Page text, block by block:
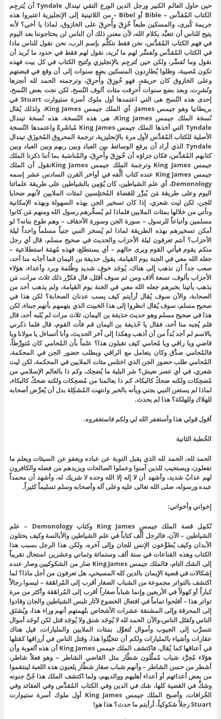
حين حاول العالم الكبير ورجل الدين الورع التقي تيندال Tyndale أن يُترجِم
الكتاب المُقدَّس – Bible أو Bibel – من اللاتينية إلى الإنجليزية اعتبروا هذه
جريمة كُبرى، والمسكين طبعاً خُزِقَ وأُحرِقَ على الخازوق، لماذا يا أخي؟ لأنه
يتيح للناس أن تتعبَّد بكلام الله، لأن معنى ذلك أن الناس لن يحتاجوننا بعد اليوم
في فهم الكتاب المُقدَّس، نحن فقط نتكلَّم بإسم الرب، نحن نقول للناس ماذا
في الكتاب المُقدَّس ونُفسِّر لهم ما نُريد، نقول لهم فقط في حدود ما نُريد أن
نقول وما نُفسِّر، ولكن حين تُترجِم بالإنجليزي وتُتيح الكتاب في كل بيت فهذه
تكون مُصيبة، وظلوا يُطارِدون المسكين بضع سنوات إلى أن وقع في قبضتهم
وعلى الخازوق كان حريقه، فهو خُوزِقَ وأُحرِقَ، وترجمته الحمد لله أنجزها
ونُشرِت، وبعد بضع سنوات أُحرِقت مئات ألوف النُسخ، لكن نجت بعض النُسخ،
إحدى هذه النُسخ هى التي اعتمدها أول ملوك أسرة ستيوارت Stuart في
بريطانيا وهو جيمس James، أي الملك جيمس King James، ولذلك يُقال
نُسخة الملك جيمس King James، هى هذه النُسخة، هذه نُسخة تيندال
Tyndale التي أخذها الملك جيمس King James مُباشَرةً واعتمدها النُسخة
الأصلية للكتاب المُقدَّس لأول مرة بالإنجليزية، ترجمة المحروق المُخوزَق تيندال
Tyndale الذي أراد أن يرفع الوسائط بين العباد وبين ربهم وبين العباد وبين
كتابهم المُقدَّس، فكان جزاؤه أن خُوزِقَ وأُحرِقَ، والمُناسَبة بما أننا ذكرنا الملك
جيمس King James وترجمة الملك جيمس King Jamesنقول أن الملك
جيمس King James عنده كتاب ألَّفه في أواخر القرن السادس عشر إسمه
Demonology، أي علم الشياطين، كان يُؤمِن بالشياطين على طريقة علمائنا
اليوم وعلى طريقة مَن يُبرِّر للقضاة المُختلِسين لمئات الملايين لأنهم ضحايا
للجن، لكن ليت شعري، إذا كان تسخير الجن بهذه السهولة وبهذه الإمكانية
ونأتي من خلالها بمئات الملايين فلماذا لم يُسخِّرهم رسول الله ومنهم مَن كانوا
مسلمين وأتباعاً للرسول – سورة الجن وسورة الأحقاف – وهم طوع بنانه؟ لو
أمكن تسخيرهم بهذه الطريقة لماذا لم يُسخر النبي جنياً مسلماً واحداً ليلة
الأحزاب؟ أنتم تعرفون ليلة الأحزاب والحديث في صحيح مسلم، قال أي رجل
منكم يقوم فيأتي القوم ويرى حالهم – أي يستطلع، فهذه مُهمَة استطلاعية –
جعله الله معي في الجنة يوم القيامة، يقول حذيفة بن اليمان فما أجابه منا أحد،
صعب جداً أن نذهب إلى هناك، يُوجَد خوف شديد وظُلمة وبرد وأعداء، هؤلاء
الأحزاب بألوف، تسعة آلاف ومن ثم سوف أُقتَل، قال فكرَّر ذلك ثلاث مرات، مَن
يذهب يأتينا بخبرهم جعله الله معي في الجنة يوم القيامة، ولم يذهب أحد من
الصحابة، والآن سوف يُقال أرأيتم كيف يسب عدنان الصحابة؟ لكن هذا في
صحيح مسلم، سوف يُقال انظروا إلى هذا الخبيث الذي يتهمهم بأنهم جبناء، لكن
هذا في صحيح مسلم وهو حديث حذيفة بن اليمان، ثلاث مرات لم يُلبه أحد، قال
فلم يُجبه منا أحد، فقال يا حُذيفة بن اليمان قم فأت القوم، قال فلما ذكرني
بالاسم لم أجد بُداً من أن أذهب وهكذا إلى آخر الحديث، وأنا أتساءل يا مولانا ويا
قاضي ويا راقي ويا مُحامي كيف تقبلون هذا؟ علماً بأن المُحامي كان مُتورِّطاً،
فالمُحامي صدَّق وكان يتعامل مع الراقي ويطلب حضور الجن في المحكمة،
المُحامي طلب حضور الجن الذي اختلس مئات الملايين في المحكمة، لكن ليت
شعري، في أي عصر نعيش؟ شر البلية ما يُضحِك، وكم ذا بالعالم الإسلامي من
مُضحِكات ولكنه ضحكٌ كالبكاء، كم ذا بعالمنا من مُضحِكات ولكنه ضحكٌ كالبكاء،
لماذا لم يستعن النبي بجني ويأته بالخبر وانتهت المُشكِلة بدل أن يُعرِّض أصحابه
للهلاك وللهلكة؟ هذا لم يحدث.
أقول قولي هذا وأستغفر الله لي ولكم فاستغفروه.
الخُطبة الثانية
الحمد لله، الحمد لله الذي يقبل التوبة عن عباده ويعفو عن السيئات ويعلم ما
تفعلون، ويستجيب للذين آمنوا وعملوا الصالحات ويزيدهم من فضله والكافرون
لهم عذابٌ شديد، وأشهد أن لا إله إلا الله وحده لا شريك له، وأشهد أن محمداً
عبده ورسوله، صلى الله تعالى عليه وعلى آله وأصحابه وسلم تسليماً كثيراً.
إخواني وأخواتي:
نُكمِل قصة الملك جيمس King James وكتاب Demonology – علم
الشياطين – الآن، فالرجل ألَّف كتاباً في علم الشياطين والأبالسة وكيف يحتلون
الأبدان وكيف يُطوِّعون الإنس للجان وإلى آخره، ولكن هذا الرجل بسبب هذا
الكتاب وهذه القناعات في سنة ألف وستمائة وثماني وعشرين استحال تقريباً
إلى الشك التام، فالملك جيمس King James صار من الشكوكيين وصار عنده
إشكالات في قضية الإيمان بالدين كله المسيحي، هل تعرفون من أجل ماذا؟ لما
اكتشف بالتواتر مجموعة من الشباب الصغار أقرب إلى المُراهَقة – ليسوا رجالاً
كباراً أو كهولاً في الأربعين وإنما شباباً صغاراً أقرب إلى المُراهَقة وأكثر من مرة
تواتر هذا – أفلحوا تماماً في افتعال الخضوع لآثار تلبس الشياطين والجان وقادوا
إلى المحرقة وإلى المشنقة عشرات الأشخاص بتُهمتهم أنهم وراء هذا، ويُشنَق
الناس وتُقتَل الناس،والآن الحمد لله لا يُوجَد شنق ولا يُوجَد قتل لكن تُوجَد أموال
تتسرَّب إلى الجيوب وأموال تُتغوَّل بمئات الملايين والمليارات، قيل هناك
عقارات وأشياء بالمليارات ولكم أن تتخيَّلوا هذا، وقتل الناس في أرزاقها كقتلها
في أعناقها كما يُقال، فاكتشف الملك جيمس King James أن هذه ألعوبة وأن
هؤلاء مُجرَّد شباب مُمثِّلون شطّار مثل القاضي الشاطر – وهو فعلاً شاطر،
أشطر من حسن الشاطر – وأنهم شباب صغار شطّار يلعبون هذه اللعبة لينتقموا
من بعض أعدائهم أو أعداء أهليهم ووالديهم، ولما اكتشف الملك هذا جُنَّ جنونه
وشكَّ في القضية كلها، شك في الدين وفي الكتاب المُقدَّس وفي العقائد وفي
الخُرافات، وأصبح الملك جيمس King James أول ملوك أسرة ستيوارت
Stuart رجلاً شكوكياً، أرأيتم ما حدث؟ هذا هو!